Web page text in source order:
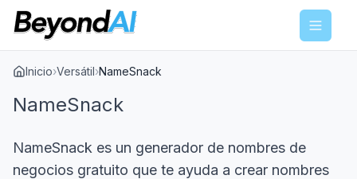
Menu
Inicio›Versátil›NameSnack
NameSnack
NameSnack es un generador de nombres de
negocios gratuito que te ayuda a crear nombres